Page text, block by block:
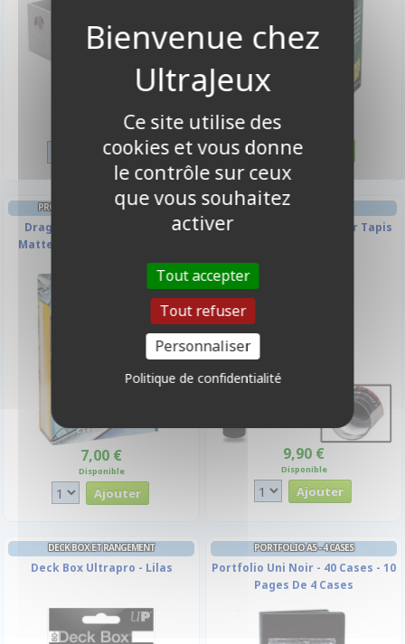
11,90 €
Disponible
PROTÈGES CARTES FORMAT JAP
Dragon Shield Sleeves Mini
Matte - Clear - Transparent -
7,00 €
Disponible
TAPIS DE JEU
Tube De Protection Pour Tapis
9,90 €
Disponible
DECK BOX ET RANGEMENT
Deck Box Ultrapro - Lilas
PORTFOLIO A5 - 4 CASES
Portfolio Uni Noir - 40 Cases - 10
Pages De 4 Cases
Ce site utilise des
cookies et vous donne
le contrôle sur ceux
que vous souhaitez
activer
Tout accepter
Tout refuser
Personnaliser
Politique de confidentialité